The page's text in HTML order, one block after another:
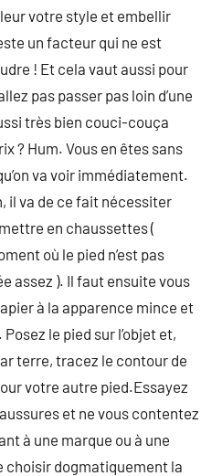
votre style et embellir
un facteur qui ne est
! Et cela vaut aussi pour
pas passer pas loin d’une
très bien couci-couça
? Hum. Vous en êtes sans
va voir immédiatement.
il va de ce fait nécessiter
en chaussettes (
où le pied n’est pas
assez ). Il faut ensuite vous
à la apparence mince et
le pied sur l’objet et,
terre, tracez le contour de
votre autre pied.Essayez
et ne vous contentez
à une marque ou à une
choisir dogmatiquement la